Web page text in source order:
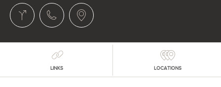
LINKS LOCATIONS